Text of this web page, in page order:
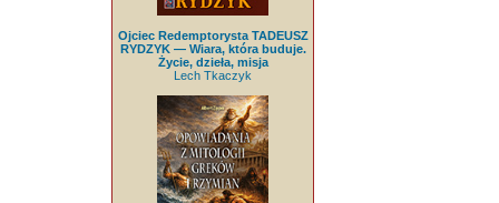
Ojciec Redemptorysta TADEUSZ
RYDZYK — Wiara, która buduje.
Życie, dzieła, misja
Lech Tkaczyk